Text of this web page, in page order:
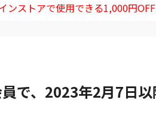
ンストアで使用できる1,000円
で、2023年2月7日